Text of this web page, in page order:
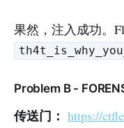
果然，注入成功。
Problem B -
传送门： https://